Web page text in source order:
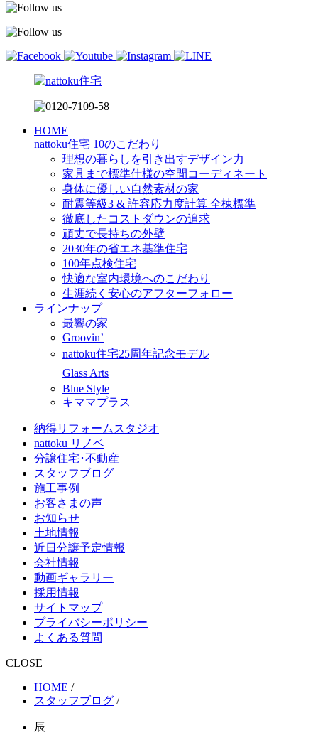
HOME
nattoku住宅 10のこだわり
理想の暮らしを引き出すデザイン力
家具まで標準仕様の空間コーディネート
身体に優しい自然素材の家
耐震等級3 & 許容応力度計算 全棟標準
徹底したコストダウンの追求
頑丈で長持ちの外壁
2030年の省エネ基準住宅
100年点検住宅
快適な室内環境へのこだわり
生涯続く安心のアフターフォロー
ラインナップ
最響の家
Groovin’
nattoku住宅25周年記念モデル
Glass Arts
Blue Style
キママプラス
納得リフォームスタジオ
nattoku リノベ
分譲住宅･不動産
スタッフブログ
施工事例
お客さまの声
お知らせ
土地情報
近日分譲予定情報
会社情報
動画ギャラリー
採用情報
サイトマップ
プライバシーポリシー
よくある質問
CLOSE
HOME /
スタッフブログ /
辰